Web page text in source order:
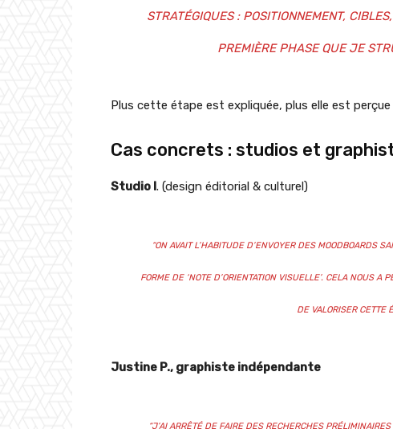
STRATÉGIQUES : POSITIONNEMENT,
PREMIÈRE PHASE QUE JE
Plus cette étape est expliquée, plus elle est
Cas concrets : studios et
Studio I. (design éditorial & culturel)
“ON AVAIT L’HABITUDE D’ENVOYER DES MOODBOARDS
FORME DE ‘NOTE D’ORIENTATION VISUELLE’. CELA NOUS A
DE VALORISER CETTE
Justine P., graphiste indépendante
“J’AI ARRÊTÉ DE FAIRE DES RECHERCHES